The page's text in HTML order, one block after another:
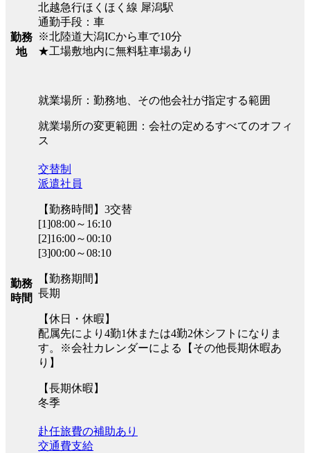
勤務
地
北越急行ほくほく線 犀潟駅
通勤手段：車
※北陸道大潟ICから車で10分
★工場敷地内に無料駐車場あり
就業場所：勤務地、その他会社が指定する範囲
就業場所の変更範囲：会社の定めるすべてのオフィ
ス
勤務
時間
交替制
派遣社員
【勤務時間】3交替
[1]08:00～16:10
[2]16:00～00:10
[3]00:00～08:10
【勤務期間】
長期
【休日・休暇】
配属先により4勤1休または4勤2休シフトになりま
す。※会社カレンダーによる【その他長期休暇あ
り】
【長期休暇】
冬季
赴任旅費の補助あり
交通費支給